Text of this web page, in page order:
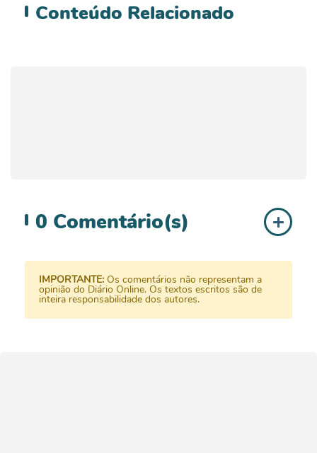
Conteúdo Relacionado
0 Comentário(s)
IMPORTANTE: Os comentários não representam a
opinião do Diário Online. Os textos escritos são de
inteira responsabilidade dos autores.